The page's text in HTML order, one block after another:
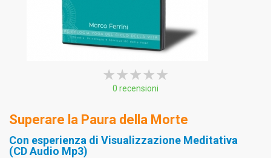
★★★★★
★★★★★
★★★★★
0 recensioni
Superare la Paura della Morte
Con esperienza di Visualizzazione Meditativa
(CD Audio Mp3)